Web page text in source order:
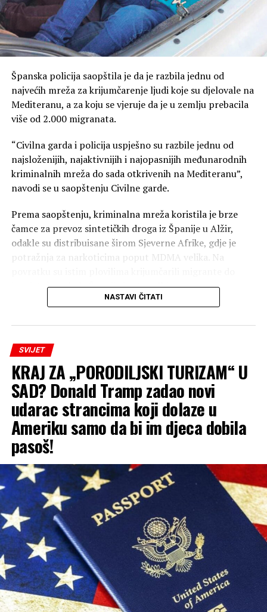
Španska policija saopštila je da je razbila jednu od
najvećih mreža za krijumčarenje ljudi koje su djelovale na
Mediteranu, a za koju se vjeruje da je u zemlju prebacila
više od 2.000 migranata.
“Civilna garda i policija uspješno su razbile jednu od
najsloženijih, najaktivnijih i najopasnijih međunarodnih
kriminalnih mreža do sada otkrivenih na Mediteranu”,
navodi se u saopštenju Civilne garde.
Prema saopštenju, kriminalna mreža koristila je brze
čamce za prevoz sintetičkih droga iz Španije u Alžir,
odakle su distribuisane širom Sjeverne Afrike, gdje je
potražnja za narkoticima poput MDMA velika. Na
jugoistočne obale Španije i ostrva Ibica.
arsenal naoružanja kako bi zaštitila svoja plovila, izvela
najmanje 64 operacije krijumčarenja i ostvarila profit od
preko 24 miliona evra.
Operacija je sprovedena u trenutku kada su migracije i
trgovina ljudima ponovo došli u žižu javnosti u Španiji i
širom Evrope, nakon što je tokom masovnog upada
migranata u špansku enklavu Seutu prošle sedmice u
grad ušlo 72.000 ljudi.
NASTAVI ČITATI
SVIJET
KRAJ ZA „PORODILJSKI TURIZAM“ U
SAD? Donald Tramp zadao novi
udarac strancima koji dolaze u
Ameriku samo da bi im djeca dobila
pasoš!